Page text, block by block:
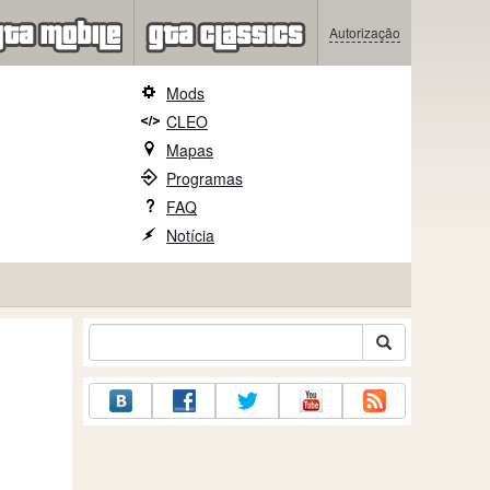
Autorização
Mods
CLEO
Mapas
Programas
FAQ
Notícia